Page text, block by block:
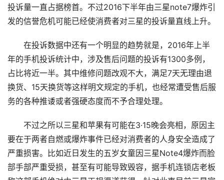
投诉量一直占据榜首。不过2016下半年由三星note7爆炸引
发的信誉危机可能已经使消费者对三星的投诉量直线上升。
在投诉数据中还有一个明显的趋势就是，2016年上半
年的手机投诉统计中，涉及售后问题的投诉有1300多例，
占比将近一半。其中维修问题改观不大，满足7天无理由退
换货、15天换货等这样明文规定的手机，也经常遭受售后服
务的各种推诿或者强硬态度而不予合理处理。
不过之所以三星和苹果有可能在3·15晚会亮相，原因主
要在于两者自燃或爆炸事件已经对消费者的人身安全造成了
严重损害。比如近日发生的五岁女童因三星Note4爆炸而脸
部手部严重受损，甚至有可能导致毁容，据手机连锁店老板